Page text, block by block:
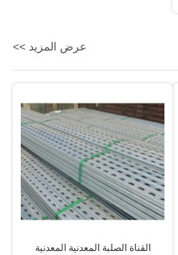
عرض المزيد >>
القناة الصلبة المعدنية المعدنية